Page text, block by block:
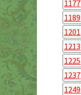
1177
1189
1201
1213
1225
1237
1249